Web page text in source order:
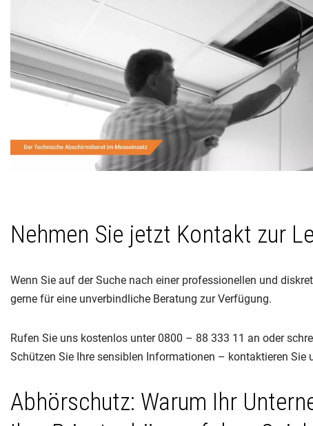
Nehmen Sie jetzt Kontakt zur
Wenn Sie auf der Suche nach einer professionellen und
gerne für eine unverbindliche Beratung zur Verfügung.
Rufen Sie uns kostenlos unter 0800 – 88 333 11 an oder
Schützen Sie Ihre sensiblen Informationen – kontaktieren Sie
Abhörschutz: Warum Ihr